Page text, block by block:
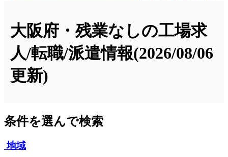
大阪府・残業なしの工場求
人/転職/派遣情報(2026/08/06
更新)
条件を選んで検索
地域